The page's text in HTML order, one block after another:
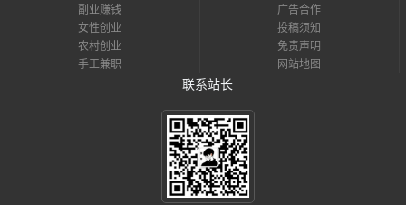
副业赚钱
女性创业
农村创业
手工兼职
广告合作
投稿须知
免责声明
网站地图
联系站长